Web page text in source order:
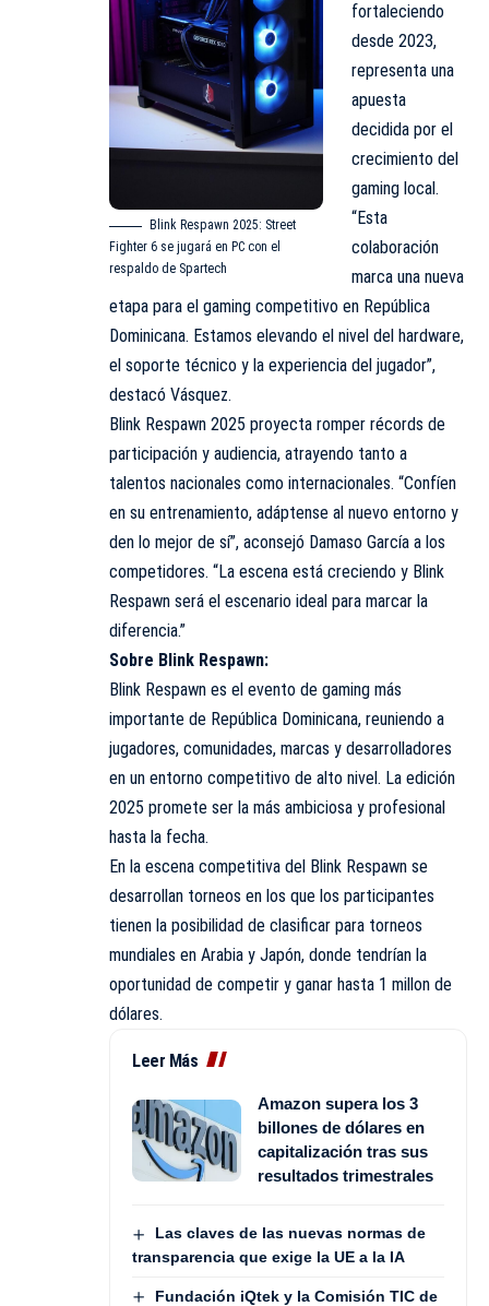
Blink Respawn 2025: Street
Fighter 6 se jugará en PC con el
respaldo de Spartech
fortaleciendo
desde 2023,
representa una
apuesta
decidida por el
crecimiento del
gaming local.
“Esta
colaboración
marca una nueva
etapa para el gaming competitivo en República
Dominicana. Estamos elevando el nivel del hardware,
el soporte técnico y la experiencia del jugador”,
destacó Vásquez.
Blink Respawn 2025 proyecta romper récords de
participación y audiencia, atrayendo tanto a
talentos nacionales como internacionales. “Confíen
en su entrenamiento, adáptense al nuevo entorno y
den lo mejor de sí”, aconsejó Damaso García a los
competidores. “La escena está creciendo y Blink
Respawn será el escenario ideal para marcar la
diferencia.”
Sobre Blink Respawn:
Blink Respawn es el evento de gaming más
importante de República Dominicana, reuniendo a
jugadores, comunidades, marcas y desarrolladores
en un entorno competitivo de alto nivel. La edición
2025 promete ser la más ambiciosa y profesional
hasta la fecha.
En la escena competitiva del Blink Respawn se
desarrollan torneos en los que los participantes
tienen la posibilidad de clasificar para torneos
mundiales en Arabia y Japón, donde tendrían la
oportunidad de competir y ganar hasta 1 millon de
dólares.
Leer Más
Amazon supera los 3
billones de dólares en
capitalización tras sus
resultados trimestrales
Las claves de las nuevas normas de
transparencia que exige la UE a la IA
Fundación iQtek y la Comisión TIC de